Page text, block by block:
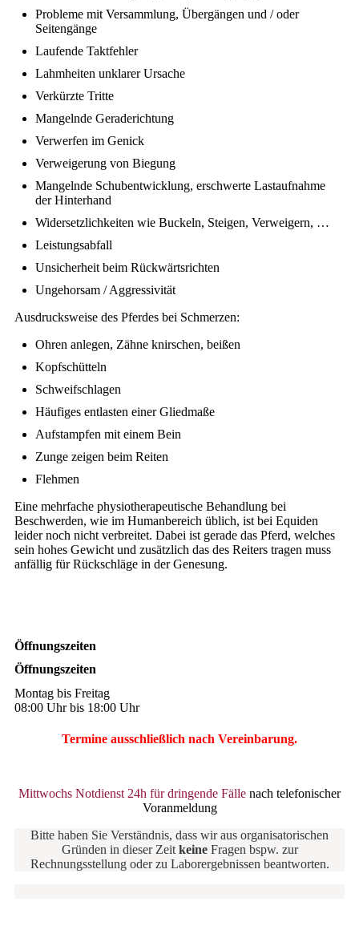
Probleme mit Versammlung, Übergängen und / oder
Seitengänge
Laufende Taktfehler
Lahmheiten unklarer Ursache
Verkürzte Tritte
Mangelnde Geraderichtung
Verwerfen im Genick
Verweigerung von Biegung
Mangelnde Schubentwicklung, erschwerte Lastaufnahme
der Hinterhand
Widersetzlichkeiten wie Buckeln, Steigen, Verweigern, …
Leistungsabfall
Unsicherheit beim Rückwärtsrichten
Ungehorsam / Aggressivität
Ausdrucksweise des Pferdes bei Schmerzen:
Ohren anlegen, Zähne knirschen, beißen
Kopfschütteln
Schweifschlagen
Häufiges entlasten einer Gliedmaße
Aufstampfen mit einem Bein
Zunge zeigen beim Reiten
Flehmen
Eine mehrfache physiotherapeutische Behandlung bei
Beschwerden, wie im Humanbereich üblich, ist bei Equiden
leider noch nicht verbreitet. Dabei ist gerade das Pferd, welches
sein hohes Gewicht und zusätzlich das des Reiters tragen muss
anfällig für Rückschläge in der Genesung.
Öffnungszeiten
Öffnungszeiten
Montag bis Freitag
08:00 Uhr bis 18:00 Uhr
Termine ausschließlich nach Vereinbarung.
Mittwochs Notdienst 24h für dringende Fälle nach telefonischer
Voranmeldung
Bitte haben Sie Verständnis, dass wir aus organisatorischen
Gründen in dieser Zeit keineFragen bspw. zur
Rechnungsstellung oder zu Laborergebnissen beantworten.